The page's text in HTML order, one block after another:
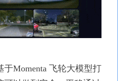
于Momenta 飞轮大模型打